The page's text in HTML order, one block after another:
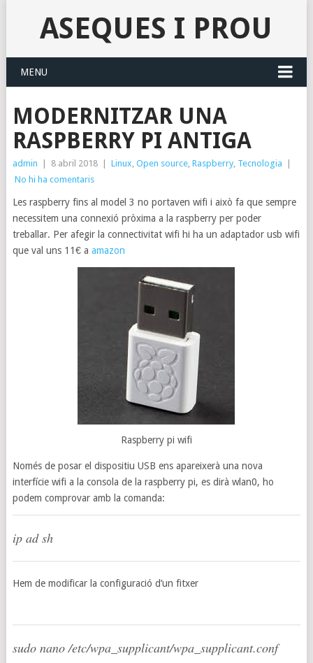
ASEQUES I PROU
MENU
MODERNITZAR UNA
RASPBERRY PI ANTIGA
admin 8 abril 2018 Linux, Open source, Raspberry, Tecnologia
No hi ha comentaris
Les raspberry fins al model 3 no portaven wifi i això fa que sempre
necessitem una connexió pròxima a la raspberry per poder
treballar. Per afegir la connectivitat wifi hi ha un adaptador usb wifi
que val uns 11€ a amazon
Raspberry pi wifi
Només de posar el dispositiu USB ens apareixerà una nova
interfície wifi a la consola de la raspberry pi, es dirà wlan0, ho
podem comprovar amb la comanda:
ip ad sh
Hem de modificar la configuració d’un fitxer
sudo nano /etc/wpa_supplicant/wpa_supplicant.conf